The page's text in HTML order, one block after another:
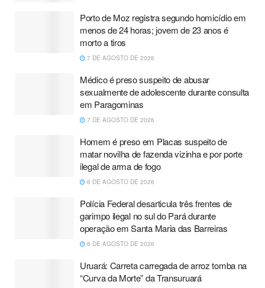
Porto de Moz registra segundo homicídio em
menos de 24 horas; jovem de 23 anos é
morto a tiros
7 DE AGOSTO DE 2026
Médico é preso suspeito de abusar
sexualmente de adolescente durante consulta
em Paragominas
7 DE AGOSTO DE 2026
Homem é preso em Placas suspeito de
matar novilha de fazenda vizinha e por porte
ilegal de arma de fogo
6 DE AGOSTO DE 2026
Polícia Federal desarticula três frentes de
garimpo ilegal no sul do Pará durante
operação em Santa Maria das Barreiras
6 DE AGOSTO DE 2026
Uruará: Carreta carregada de arroz tomba na
“Curva da Morte” da Transuruará